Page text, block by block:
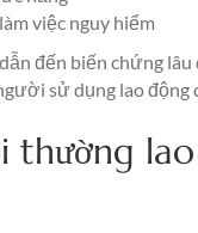
việc nguy hiểm
đến biến chứng
sử dụng lao động
thường